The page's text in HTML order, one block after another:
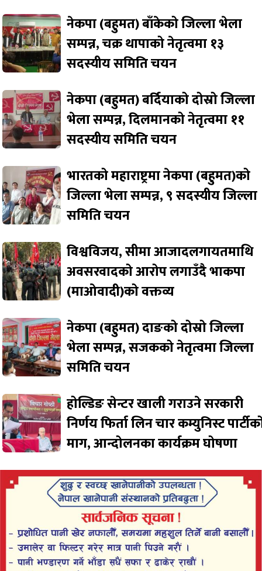
नेकपा (बहुमत) बाँकेको जिल्ला भेला
सम्पन्न, चक्र थापाको नेतृत्वमा १३
सदस्यीय समिति चयन
नेकपा (बहुमत) बर्दियाको दोस्रो जिल्ला
भेला सम्पन्न, दिलमानको नेतृत्वमा ११
सदस्यीय समिति चयन
भारतको महाराष्ट्रमा नेकपा (बहुमत)को
जिल्ला भेला सम्पन्न, ९ सदस्यीय जिल्ला
समिति चयन
विश्वविजय, सीमा आजादलगायतमाथि
अवसरवादको आरोप लगाउँदै भाकपा
(माओवादी)को वक्तव्य
नेकपा (बहुमत) दाङको दोस्रो जिल्ला
भेला सम्पन्न, सजकको नेतृत्वमा जिल्ला
समिति चयन
होल्डिङ सेन्टर खाली गराउने सरकारी
निर्णय फिर्ता लिन चार कम्युनिस्ट
माग, आन्दोलनका कार्यक्रम घोषणा